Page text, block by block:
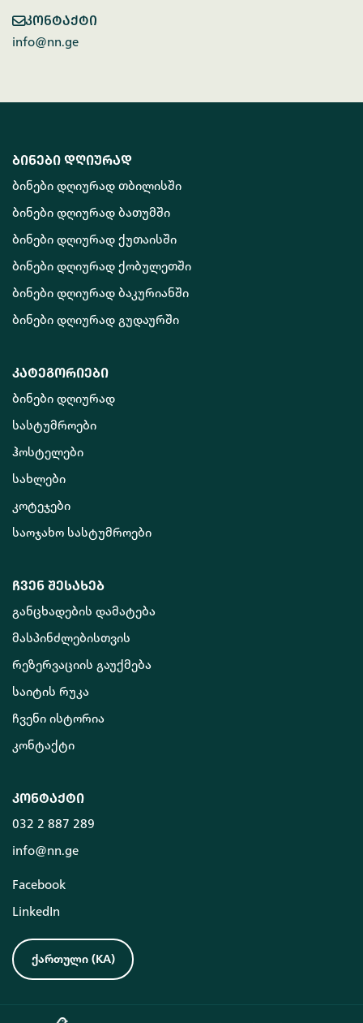
კონტაქტი
info@nn.ge
ბინები დღიურად
ბინები დღიურად თბილისში
ბინები დღიურად ბათუმში
ბინები დღიურად ქუთაისში
ბინები დღიურად ქობულეთში
ბინები დღიურად ბაკურიანში
ბინები დღიურად გუდაურში
კატეგორიები
ბინები დღიურად
სასტუმროები
ჰოსტელები
სახლები
კოტეჯები
საოჯახო სასტუმროები
ჩვენ შესახებ
განცხადების დამატება
მასპინძლებისთვის
რეზერვაციის გაუქმება
საიტის რუკა
ჩვენი ისტორია
კონტაქტი
კონტაქტი
032 2 887 289
info@nn.ge
Facebook
LinkedIn
ქართული (KA)